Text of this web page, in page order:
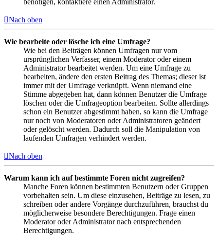
Nach oben
Wie bearbeite oder lösche ich eine Umfrage?
Wie bei den Beiträgen können Umfragen nur vom
ursprünglichen Verfasser, einem Moderator oder einem
Administrator bearbeitet werden. Um eine Umfrage zu
bearbeiten, ändere den ersten Beitrag des Themas; dieser ist
immer mit der Umfrage verknüpft. Wenn niemand eine
Stimme abgegeben hat, dann können Benutzer die Umfrage
löschen oder die Umfrageoption bearbeiten. Sollte allerdings
schon ein Benutzer abgestimmt haben, so kann die Umfrage
nur noch von Moderatoren oder Administratoren geändert
oder gelöscht werden. Dadurch soll die Manipulation von
laufenden Umfragen verhindert werden.
Nach oben
Warum kann ich auf bestimmte Foren nicht zugreifen?
Manche Foren können bestimmten Benutzern oder Gruppen
vorbehalten sein. Um diese einzusehen, Beiträge zu lesen, zu
schreiben oder andere Vorgänge durchzuführen, brauchst du
möglicherweise besondere Berechtigungen. Frage einen
Moderator oder Administrator nach entsprechenden
Berechtigungen.